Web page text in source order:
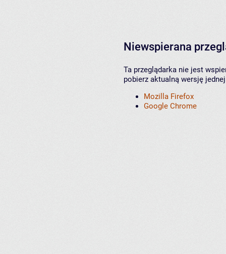
Niewspierana
Ta przeglądarka nie jest
pobierz aktualną wersję
Mozilla Firefox
Google Chrome